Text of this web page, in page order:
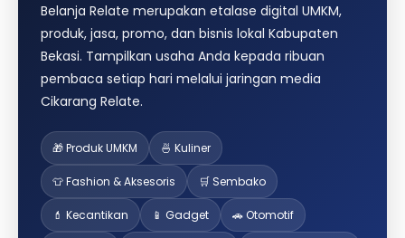
Belanja Relate merupakan etalase digital UMKM,
produk, jasa, promo, dan bisnis lokal Kabupaten
Bekasi. Tampilkan usaha Anda kepada ribuan
pembaca setiap hari melalui jaringan media
Cikarang Relate.
🎁 Produk UMKM 🍜 Kuliner
👕 Fashion & Aksesoris 🛒 Sembako
💄 Kecantikan 📱 Gadget 🚗 Otomotif